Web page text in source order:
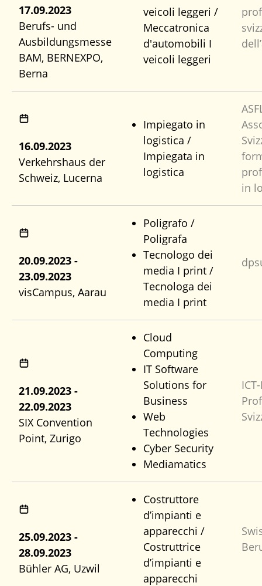
17.09.2023
Berufs- und
Ausbildungsmesse
BAM, BERNEXPO,
Berna
veicoli leggeri /
Meccatronica
d'automobili I
veicoli leggeri
16.09.2023
Verkehrshaus der
Schweiz, Lucerna
Impiegato in
logistica /
Impiegata in
logistica
in
20.09.2023 -
23.09.2023
visCampus, Aarau
Poligrafo /
Poligrafa
Tecnologo dei
media I print /
Tecnologa dei
media I print
21.09.2023 -
22.09.2023
SIX Convention
Point, Zurigo
Cloud
Computing
IT Software
Solutions for
Business
Web
Technologies
Cyber Security
Mediamatics
25.09.2023 -
28.09.2023
Bühler AG, Uzwil
Costruttore
d’impianti e
apparecchi /
Costruttrice
d’impianti e
apparecchi